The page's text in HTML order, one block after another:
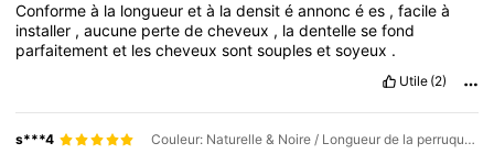
Conformeà la longueuretà ladensitéannoncées ,facileà
installer ,aucune pertedecheveux , ladentellesefond
parfaitementet lescheveuxsontsouplesetsoyeux .
Utile (2)
s***4 Couleur: Naturelle & Noire / Longueur de la perruque: 18 inch / Densité et bonnets: 7-5 Sans colle 200%